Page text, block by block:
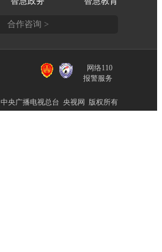
合作咨询 >
网络110
报警服务
中央广播电视总台 央视网 版权所有